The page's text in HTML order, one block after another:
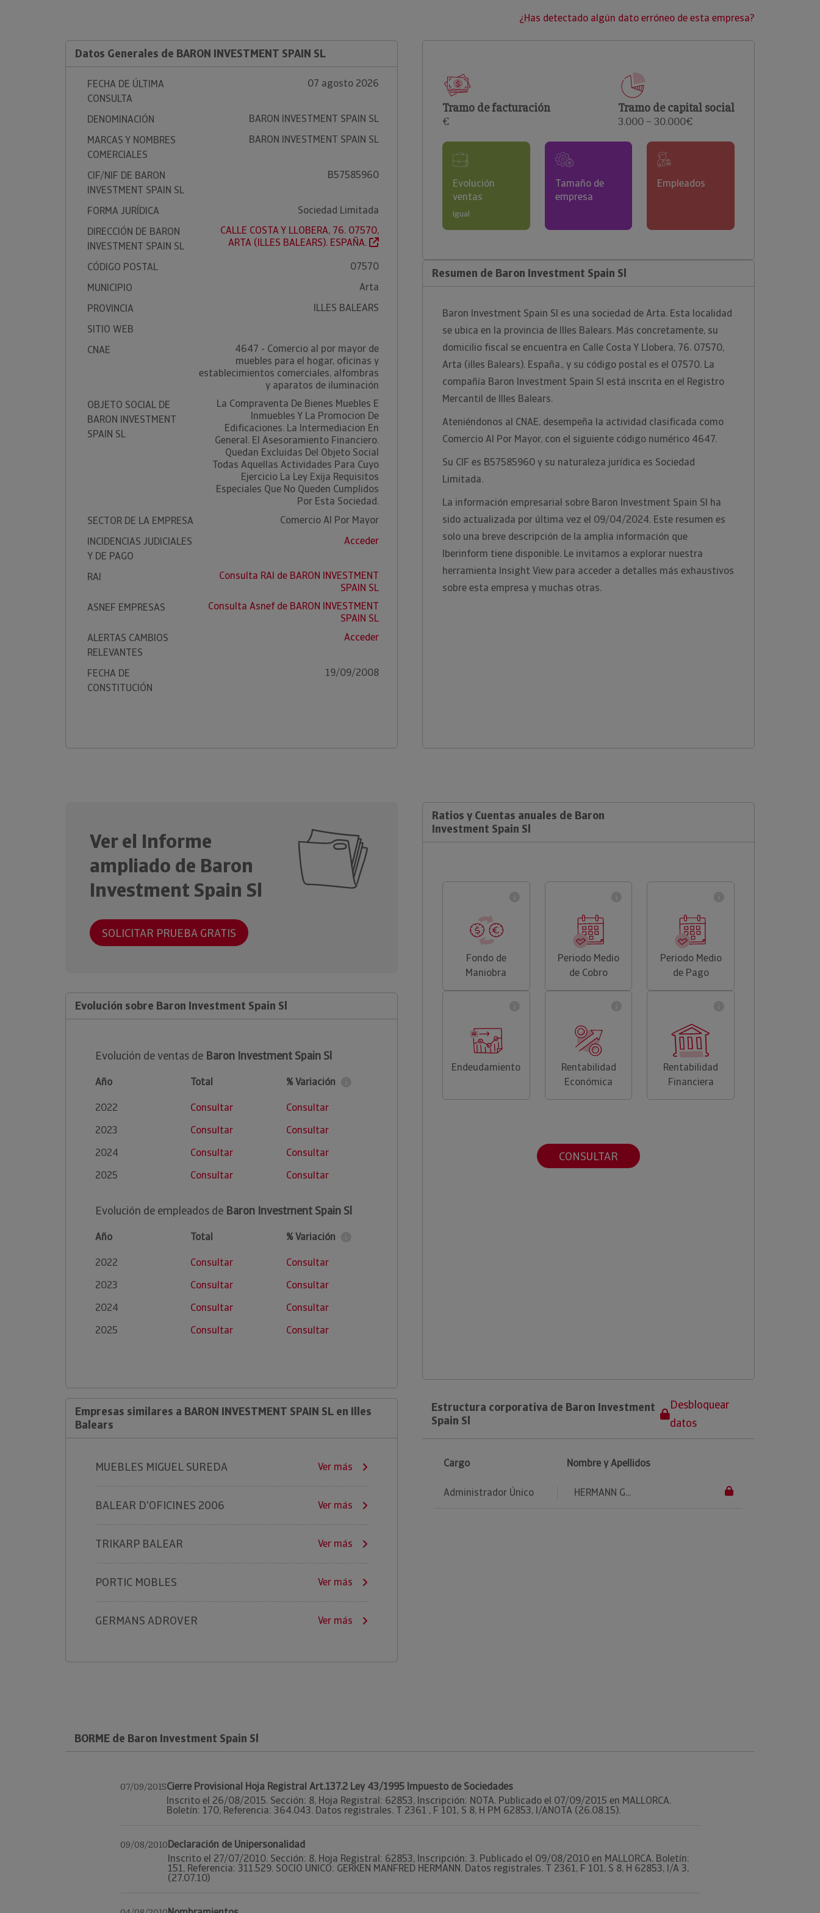
clientes.
¿Has detectado algún dato erróneo de esta empresa?
Datos Generales de BARON INVESTMENT SPAIN SL
FECHA DE ÚLTIMA
CONSULTA
07 agosto 2026
DENOMINACIÓN
BARON INVESTMENT SPAIN SL
MARCAS Y NOMBRES
COMERCIALES
BARON INVESTMENT SPAIN SL
CIF/NIF DE BARON
INVESTMENT SPAIN SL
B57585960
FORMA JURÍDICA
Sociedad Limitada
DIRECCIÓN DE BARON
INVESTMENT SPAIN SL
CALLE COSTA Y LLOBERA, 76. 07570,
ARTA (ILLES BALEARS). ESPAÑA.
CÓDIGO POSTAL
07570
MUNICIPIO
Arta
PROVINCIA
ILLES BALEARS
SITIO WEB
CNAE
4647 - Comercio al por mayor de
muebles para el hogar, oficinas y
establecimientos comerciales, alfombras
y aparatos de iluminación
OBJETO SOCIAL DE
BARON INVESTMENT
SPAIN SL
La Compraventa De Bienes Muebles E
Inmuebles Y La Promocion De
Edificaciones. La Intermediacion En
General. El Asesoramiento Financiero.
Quedan Excluidas Del Objeto Social
Todas Aquellas Actividades Para Cuyo
Ejercicio La Ley Exija Requisitos
Especiales Que No Queden Cumplidos
Por Esta Sociedad.
SECTOR DE LA EMPRESA
Comercio Al Por Mayor
INCIDENCIAS JUDICIALES
Y DE PAGO
Acceder
RAI
Consulta RAI de BARON INVESTMENT
SPAIN SL
ASNEF EMPRESAS
Consulta Asnef de BARON INVESTMENT
SPAIN SL
ALERTAS CAMBIOS
RELEVANTES
Acceder
FECHA DE
CONSTITUCIÓN
19/09/2008
Tramo de facturación
€
Tramo de capital social
3.000 – 30.000€
Evolución
ventas
Igual
Tamaño de
empresa
Empleados
Resumen de Baron Investment Spain Sl
Baron Investment Spain Sl es una sociedad de Arta. Esta localidad
se ubica en la provincia de Illes Balears. Más concretamente, su
domicilio fiscal se encuentra en Calle Costa Y Llobera, 76. 07570,
Arta (illes Balears). España., y su código postal es el 07570. La
compañía Baron Investment Spain Sl está inscrita en el Registro
Mercantil de Illes Balears.
Ateniéndonos al CNAE, desempeña la actividad clasificada como
Comercio Al Por Mayor, con el siguiente código numérico 4647.
Su CIF es B57585960 y su naturaleza jurídica es Sociedad
Limitada.
La información empresarial sobre Baron Investment Spain Sl ha
sido actualizada por última vez el 09/04/2024. Este resumen es
solo una breve descripción de la amplia información que
Iberinform tiene disponible. Le invitamos a explorar nuestra
herramienta Insight View para acceder a detalles más exhaustivos
sobre esta empresa y muchas otras.
Ver el Informe
ampliado de Baron
Investment Spain Sl
SOLICITAR PRUEBA GRATIS
Evolución sobre Baron Investment Spain Sl
Evolución de ventas de Baron Investment Spain Sl
Año Total
% Variación
2022
Consultar
Consultar
2023
Consultar
Consultar
2024
Consultar
Consultar
2025
Consultar Consultar
Evolución de empleados de Baron Investment Spain Sl
Año Total
% Variación
2022
Consultar
Consultar
2023
Consultar
Consultar
2024
Consultar
Consultar
2025
Consultar Consultar
Empresas similares a BARON INVESTMENT SPAIN SL en Illes
Balears
MUEBLES MIGUEL SUREDA Ver más
BALEAR D'OFICINES 2006 Ver más
TRIKARP BALEAR Ver más
PORTIC MOBLES Ver más
GERMANS ADROVER Ver más
Ratios y Cuentas anuales de Baron
Investment Spain Sl
Fondo de
Maniobra
Periodo Medio
de Cobro
Periodo Medio
de Pago
Endeudamiento
Rentabilidad
Económica
Rentabilidad
Financiera
CONSULTAR
Estructura corporativa de Baron Investment
Spain Sl
Desbloquear
datos
Cargo Nombre y Apellidos
Administrador Único HERMANN G...
BORME de Baron Investment Spain Sl
07/09/2015Cierre Provisional Hoja Registral Art.137.2 Ley 43/1995 Impuesto de Sociedades
Inscrito el 26/08/2015. Sección: 8, Hoja Registral: 62853, Inscripción: NOTA. Publicado el 07/09/2015 en MALLORCA.
Boletín: 170, Referencia: 364.043. Datos registrales. T 2361 , F 101, S 8, H PM 62853, I/ANOTA (26.08.15).
09/08/2010Declaración de Unipersonalidad
Inscrito el 27/07/2010. Sección: 8, Hoja Registral: 62853, Inscripción: 3. Publicado el 09/08/2010 en MALLORCA. Boletín:
151, Referencia: 311.529. SOCIO UNICO: GERKEN MANFRED HERMANN. Datos registrales. T 2361, F 101, S 8, H 62853, I/A 3,
(27.07.10)